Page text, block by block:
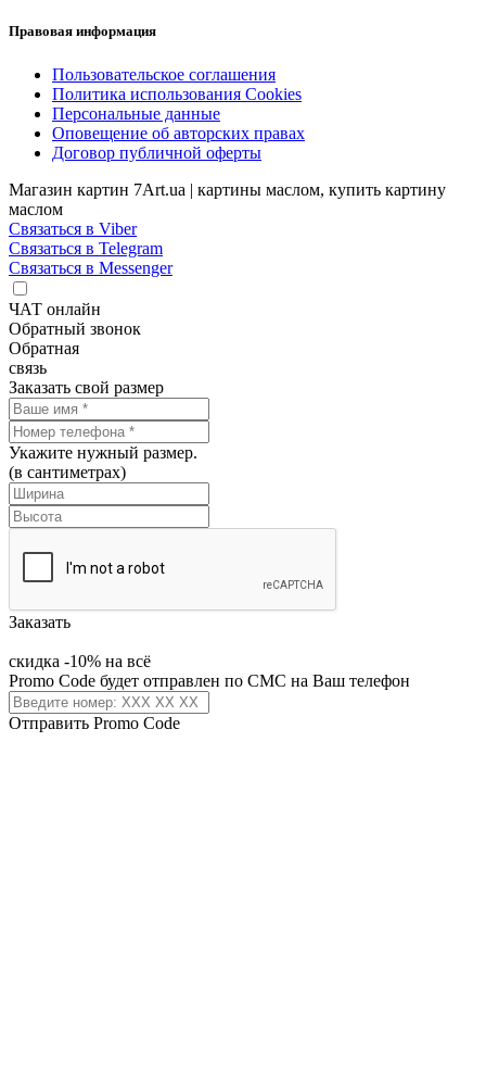
Правовая информация
Пользовательское соглашения
Политика использования Cookies
Персональные данные
Оповещение об авторских правах
Договор публичной оферты
Магазин картин 7Art.ua | картины маслом, купить картину
маслом
Связаться в Viber
Связаться в Telegram
Связаться в Messenger
ЧАТ онлайн
Обратный звонок
Обратная
связь
Заказать свой размер
Укажите нужный размер.
(в сантиметрах)
Заказать
скидка -10% на всё
Promo Code будет отправлен по СМС на Ваш телефон
Отправить Promo Code